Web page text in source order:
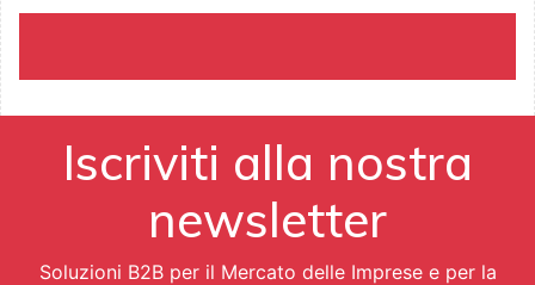
Iscriviti alla nostra
newsletter
Soluzioni B2B per il Mercato delle Imprese e per la